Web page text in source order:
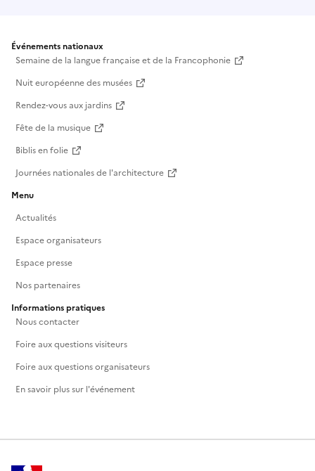
Événements nationaux
Semaine de la langue française et de la Francophonie
Nuit européenne des musées
Rendez-vous aux jardins
Fête de la musique
Biblis en folie
Journées nationales de l'architecture
Menu
Actualités
Espace organisateurs
Espace presse
Nos partenaires
Informations pratiques
Nous contacter
Foire aux questions visiteurs
Foire aux questions organisateurs
En savoir plus sur l'événement